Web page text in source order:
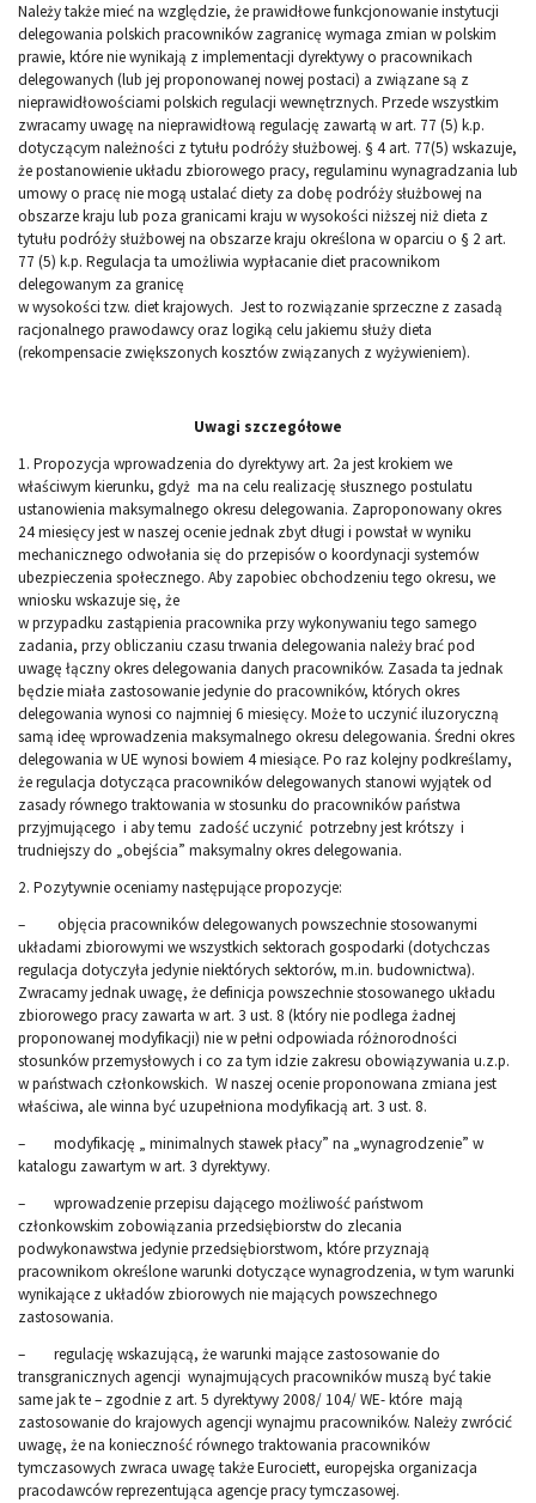
Należy także mieć na względzie, że prawidłowe funkcjonowanie instytucji
delegowania polskich pracowników zagranicę wymaga zmian w polskim
prawie, które nie wynikają z implementacji dyrektywy o pracownikach
delegowanych (lub jej proponowanej nowej postaci) a związane są z
nieprawidłowościami polskich regulacji wewnętrznych. Przede wszystkim
zwracamy uwagę na nieprawidłową regulację zawartą w art. 77 (5) k.p.
dotyczącym należności z tytułu podróży służbowej. § 4 art. 77(5) wskazuje,
że postanowienie układu zbiorowego pracy, regulaminu wynagradzania lub
umowy o pracę nie mogą ustalać diety za dobę podróży służbowej na
obszarze kraju lub poza granicami kraju w wysokości niższej niż dieta z
tytułu podróży służbowej na obszarze kraju określona w oparciu o § 2 art.
77 (5) k.p. Regulacja ta umożliwia wypłacanie diet pracownikom
delegowanym za granicę
w wysokości tzw. diet krajowych. Jest to rozwiązanie sprzeczne z zasadą
racjonalnego prawodawcy oraz logiką celu jakiemu służy dieta
(rekompensacie zwiększonych kosztów związanych z wyżywieniem).
Uwagi szczegółowe
1. Propozycja wprowadzenia do dyrektywy art. 2a jest krokiem we
właściwym kierunku, gdyż ma na celu realizację słusznego postulatu
ustanowienia maksymalnego okresu delegowania. Zaproponowany okres
24 miesięcy jest w naszej ocenie jednak zbyt długi i powstał w wyniku
mechanicznego odwołania się do przepisów o koordynacji systemów
ubezpieczenia społecznego. Aby zapobiec obchodzeniu tego okresu, we
wniosku wskazuje się, że
w przypadku zastąpienia pracownika przy wykonywaniu tego samego
zadania, przy obliczaniu czasu trwania delegowania należy brać pod
uwagę łączny okres delegowania danych pracowników. Zasada ta jednak
będzie miała zastosowanie jedynie do pracowników, których okres
delegowania wynosi co najmniej 6 miesięcy. Może to uczynić iluzoryczną
samą ideę wprowadzenia maksymalnego okresu delegowania. Średni okres
delegowania w UE wynosi bowiem 4 miesiące. Po raz kolejny podkreślamy,
że regulacja dotycząca pracowników delegowanych stanowi wyjątek od
zasady równego traktowania w stosunku do pracowników państwa
przyjmującego i aby temu zadość uczynić potrzebny jest krótszy i
trudniejszy do „obejścia” maksymalny okres delegowania.
2. Pozytywnie oceniamy następujące propozycje:
– objęcia pracowników delegowanych powszechnie stosowanymi
układami zbiorowymi we wszystkich sektorach gospodarki (dotychczas
regulacja dotyczyła jedynie niektórych sektorów, m.in. budownictwa).
Zwracamy jednak uwagę, że definicja powszechnie stosowanego układu
zbiorowego pracy zawarta w art. 3 ust. 8 (który nie podlega żadnej
proponowanej modyfikacji) nie w pełni odpowiada różnorodności
stosunków przemysłowych i co za tym idzie zakresu obowiązywania u.z.p.
w państwach członkowskich. W naszej ocenie proponowana zmiana jest
właściwa, ale winna być uzupełniona modyfikacją art. 3 ust. 8.
– modyfikację „ minimalnych stawek płacy” na „wynagrodzenie” w
katalogu zawartym w art. 3 dyrektywy.
– wprowadzenie przepisu dającego możliwość państwom
członkowskim zobowiązania przedsiębiorstw do zlecania
podwykonawstwa jedynie przedsiębiorstwom, które przyznają
pracownikom określone warunki dotyczące wynagrodzenia, w tym warunki
wynikające z układów zbiorowych nie mających powszechnego
zastosowania.
– regulację wskazującą, że warunki mające zastosowanie do
transgranicznych agencji wynajmujących pracowników muszą być takie
same jak te – zgodnie z art. 5 dyrektywy 2008/ 104/ WE- które mają
zastosowanie do krajowych agencji wynajmu pracowników. Należy zwrócić
uwagę, że na konieczność równego traktowania pracowników
tymczasowych zwraca uwagę także Eurociett, europejska organizacja
pracodawców reprezentująca agencje pracy tymczasowej.